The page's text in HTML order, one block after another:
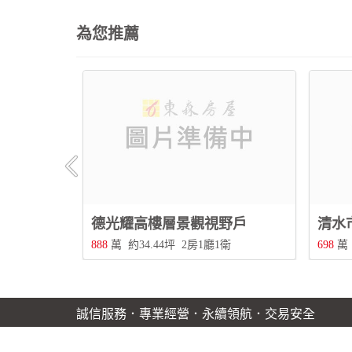
為您推薦
德光耀高樓層景觀視野戶
888 萬 約34.44坪 2房1廳1衛
清水
698 萬
誠信服務．專業經營．永續領航．交易安全